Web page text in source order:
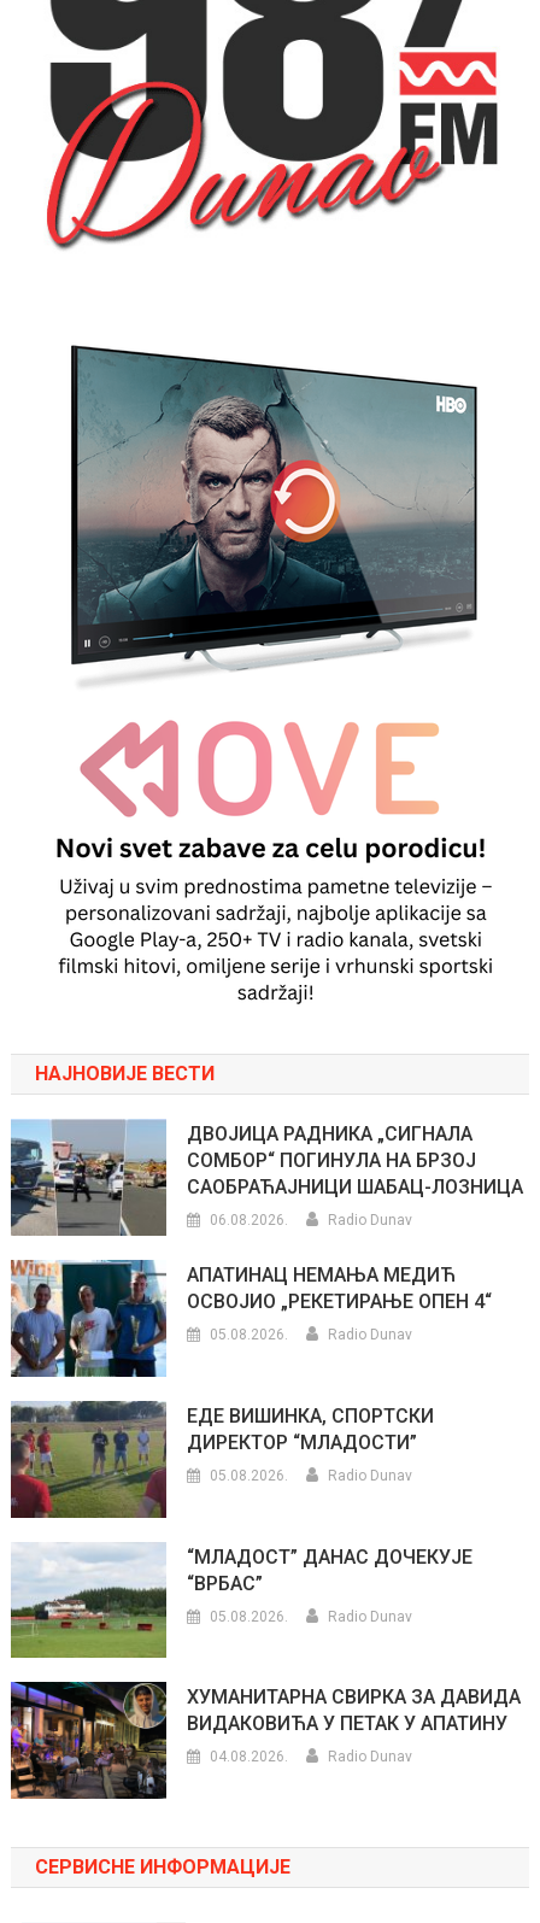
НАЈНОВИЈЕ ВЕСТИ
ДВОЈИЦА РАДНИКА „СИГНАЛА
СОМБОР“ ПОГИНУЛА НА БРЗОЈ
САОБРАЋАЈНИЦИ ШАБАЦ-ЛОЗНИЦА
06.08.2026. Radio Dunav
АПАТИНАЦ НЕМАЊА МЕДИЋ
ОСВОЈИО „РЕКЕТИРАЊЕ ОПЕН 4“
05.08.2026. Radio Dunav
ЕДЕ ВИШИНКА, СПОРТСКИ
ДИРЕКТОР “МЛАДОСТИ”
05.08.2026. Radio Dunav
“МЛАДОСТ” ДАНАС ДОЧЕКУЈЕ
“ВРБАС”
05.08.2026. Radio Dunav
ХУМАНИТАРНА СВИРКА ЗА ДАВИДА
ВИДАКОВИЋА У ПЕТАК У АПАТИНУ
04.08.2026. Radio Dunav
СЕРВИСНЕ ИНФОРМАЦИЈЕ